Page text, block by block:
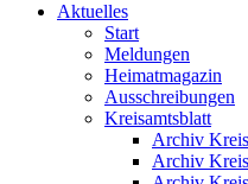
Aktuelles
Start
Meldungen
Heimatmagazin
Ausschreibungen
Kreisamtsblatt
Archiv
Archiv